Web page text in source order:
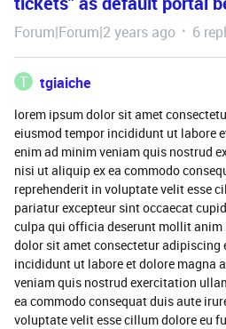
Forum|Forum|2 years ago 6
T tgiaiche
lorem ipsum dolor sit amet
eiusmod tempor incididunt ut labore
enim ad minim veniam quis nostrud
nisi ut aliquip ex ea commodo
reprehenderit in voluptate velit esse
pariatur excepteur sint occaecat
culpa qui officia deserunt mollit
dolor sit amet consectetur adipiscing
incididunt ut labore et dolore magna
veniam quis nostrud exercitation
ea commodo consequat duis aute
voluptate velit esse cillum dolore eu